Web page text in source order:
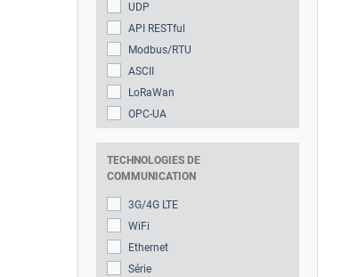
UDP
API RESTful
Modbus/RTU
ASCII
LoRaWan
OPC-UA
TECHNOLOGIES DE
COMMUNICATION
3G/4G LTE
WiFi
Ethernet
Série